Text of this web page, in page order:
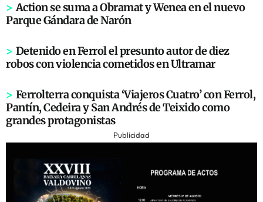
> Action se suma a Obramat y Wenea en el nuevo
Parque Gándara de Narón
> Detenido en Ferrol el presunto autor de diez
robos con violencia cometidos en Ultramar
> Ferrolterra conquista ‘Viajeros Cuatro’ con Ferrol,
Pantín, Cedeira y San Andrés de Teixido como
grandes protagonistas
Publicidad